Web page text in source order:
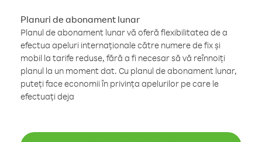
Planuri de abonament lunar
Planul de abonament lunar vă oferă flexibilitatea de a
efectua apeluri internaționale către numere de fix și
mobil la tarife reduse, fără a fi necesar să vă reînnoiți
planul la un moment dat. Cu planul de abonament lunar,
puteți face economii în privința apelurilor pe care le
efectuați deja